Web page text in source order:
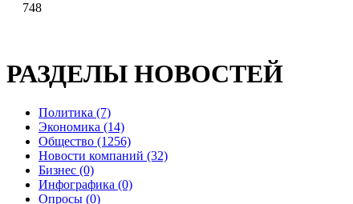
748
РАЗДЕЛЫ НОВОСТЕЙ
Политика (7)
Экономика (14)
Общество (1256)
Новости компаний (32)
Бизнес (0)
Инфографика (0)
Опросы (0)